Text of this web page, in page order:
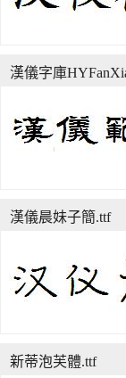
漢儀字庫
漢儀晨妹子簡.ttf
新蒂泡芙體.ttf